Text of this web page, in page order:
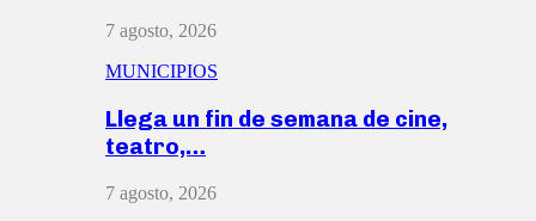
7 agosto, 2026
MUNICIPIOS
Llega un fin de semana de cine,
teatro,…
7 agosto, 2026